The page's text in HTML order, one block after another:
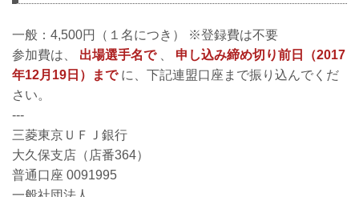
一般：4,500円（１名につき） ※登録費は不要
参加費は、
出場選手名で
申し込み締め切り前日（2017
年12月19日）まで に、下記連盟口座まで振り込んでくだ
さい。
---
三菱東京ＵＦＪ銀行
大久保支店（店番364）
普通口座 0091995